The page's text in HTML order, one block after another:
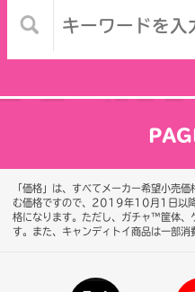
「価格」は、すべてメーカー希望小売
む価格ですので、2019年10月1日以
格になります。 ただし、ガチャ™筐体、
す。また、キャンディトイ商品は一部消